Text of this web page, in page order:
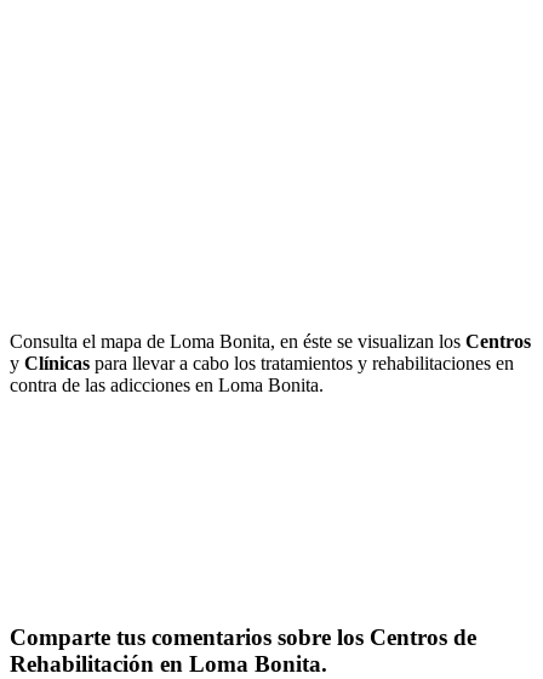
Consulta el mapa de Loma Bonita, en éste se visualizan los Centros
y Clínicas para llevar a cabo los tratamientos y rehabilitaciones en
contra de las adicciones en Loma Bonita.
Comparte tus comentarios sobre los Centros de
Rehabilitación en Loma Bonita.